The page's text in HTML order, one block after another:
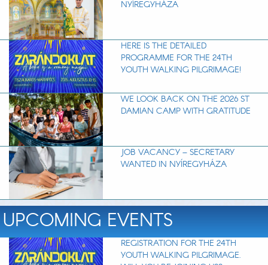
NYÍREGYHÁZA
HERE IS THE DETAILED
PROGRAMME FOR THE 24TH
YOUTH WALKING PILGRIMAGE!
WE LOOK BACK ON THE 2026 ST
DAMIAN CAMP WITH GRATITUDE
JOB VACANCY – SECRETARY
WANTED IN NYÍREGYHÁZA
UPCOMING EVENTS
REGISTRATION FOR THE 24TH
YOUTH WALKING PILGRIMAGE.